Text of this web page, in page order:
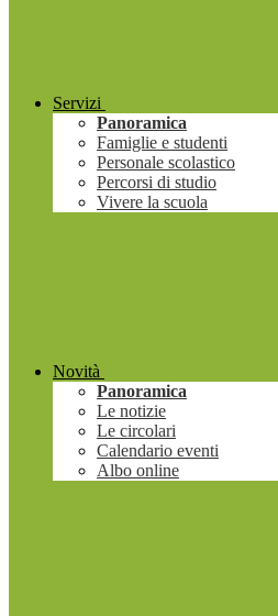
Servizi
Panoramica
Famiglie e studenti
Personale scolastico
Percorsi di studio
Vivere la scuola
Novità
Panoramica
Le notizie
Le circolari
Calendario eventi
Albo online